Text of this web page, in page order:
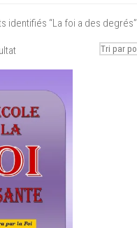
identifiés “La foi a des degrés”